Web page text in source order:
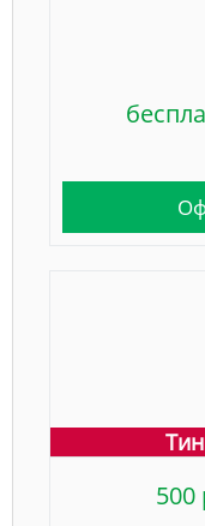
500